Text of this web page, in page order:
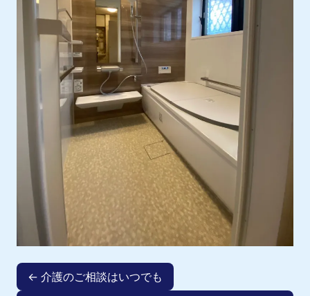
← 介護のご相談はいつでも